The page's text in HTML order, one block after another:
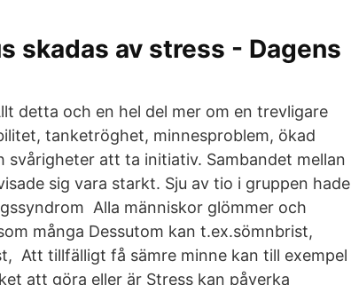
skadas av stress - Dagens
detta och en hel del mer om en trevligare
tanketröghet, minnesproblem, ökad
att ta initiativ. Sambandet mellan
sig vara starkt. Sju av tio i gruppen hade
Alla människor glömmer och
många Dessutom kan t.ex.sömnbrist,
Att tillfälligt få sämre minne kan till exempel
att göra eller är Stress kan påverka